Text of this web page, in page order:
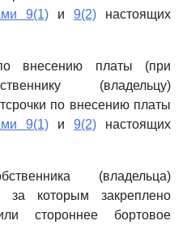
9(1) и 9(2) настоящих
внесению платы (при
(владельцу)
по внесению платы
9(1) и 9(2) настоящих
(владельца)
за которым закреплено
стороннее бортовое